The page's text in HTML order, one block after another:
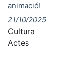
animació!
21/10/2025
Cultura
Actes